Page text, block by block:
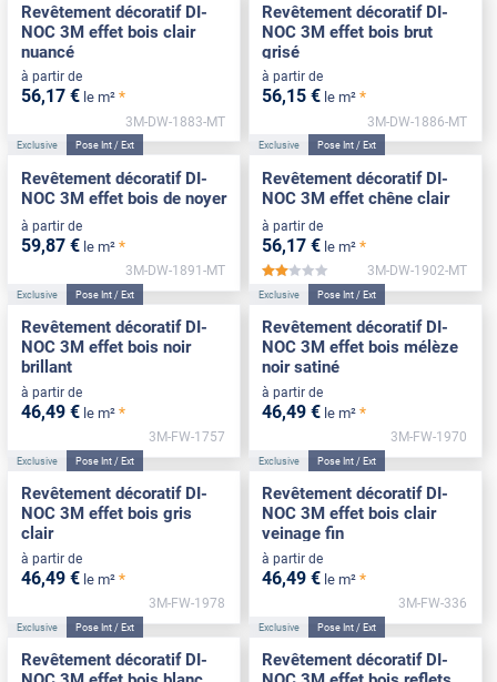
Revêtement décoratif DI-
NOC 3M effet bois clair
nuancé
à partir de
56,17 € le m² *
3M-DW-1883-MT
Revêtement décoratif DI-
NOC 3M effet bois brut
grisé
à partir de
56,15 € le m² *
3M-DW-1886-MT
Exclusive Pose Int / Ext
Revêtement décoratif DI-
NOC 3M effet bois de noyer
à partir de
59,87 € le m² *
3M-DW-1891-MT
Exclusive Pose Int / Ext
Revêtement décoratif DI-
NOC 3M effet chêne clair
à partir de
56,17 € le m² *
*****
3M-DW-1902-MT
Exclusive Pose Int / Ext
Revêtement décoratif DI-
NOC 3M effet bois noir
brillant
à partir de
46,49 € le m² *
3M-FW-1757
Exclusive Pose Int / Ext
Revêtement décoratif DI-
NOC 3M effet bois mélèze
noir satiné
à partir de
46,49 € le m² *
3M-FW-1970
Exclusive Pose Int / Ext
Revêtement décoratif DI-
NOC 3M effet bois gris
clair
à partir de
46,49 € le m² *
3M-FW-1978
Exclusive Pose Int / Ext
Revêtement décoratif DI-
NOC 3M effet bois clair
veinage fin
à partir de
46,49 € le m² *
3M-FW-336
Exclusive Pose Int / Ext
Revêtement décoratif DI-
Exclusive Pose Int / Ext
Revêtement décoratif DI-